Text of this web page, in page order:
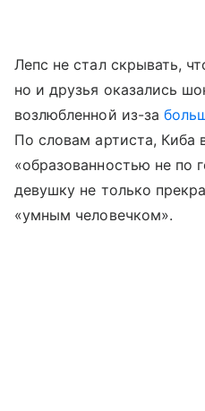
Лепс не стал скрывать,
но и друзья оказались
возлюбленной из-за
По словам артиста, Киба
«образованностью не по
девушку не только
«умным человечком».